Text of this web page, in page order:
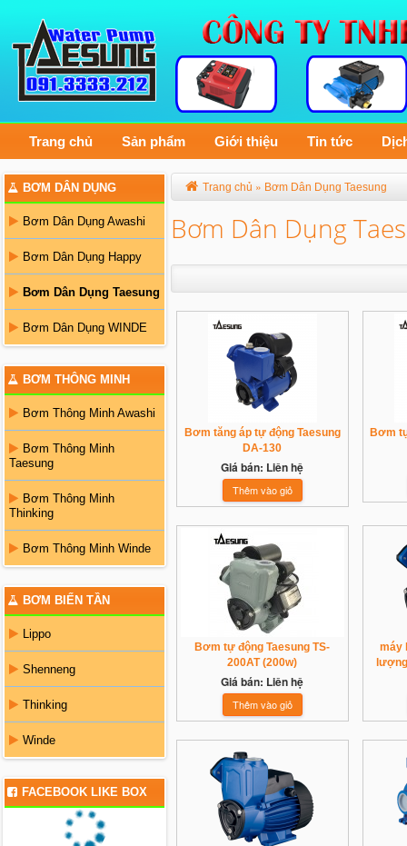
Trang chủ Sản phẩm Giới thiệu Tin tức
BƠM DÂN DỤNG
Bơm Dân Dụng Awashi
Bơm Dân Dụng Happy
Bơm Dân Dụng Taesung
Bơm Dân Dụng WINDE
BƠM THÔNG MINH
Bơm Thông Minh Awashi
Bơm Thông Minh
Taesung
Bơm Thông Minh
Thinking
Bơm Thông Minh Winde
BƠM BIẾN TẦN
Lippo
Shenneng
Thinking
Winde
FACEBOOK LIKE BOX
Trang chủ » Bơm Dân Dụng Taesung
Bơm Dân Dụng
Bơm tăng áp tự động Taesung
DA-130
Giá bán: Liên hệ
Bơm
Bơm tự động Taesung TS-
200AT (200w)
Giá bán: Liên hệ
máy